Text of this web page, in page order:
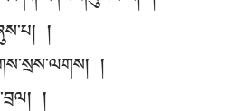
།
།
།